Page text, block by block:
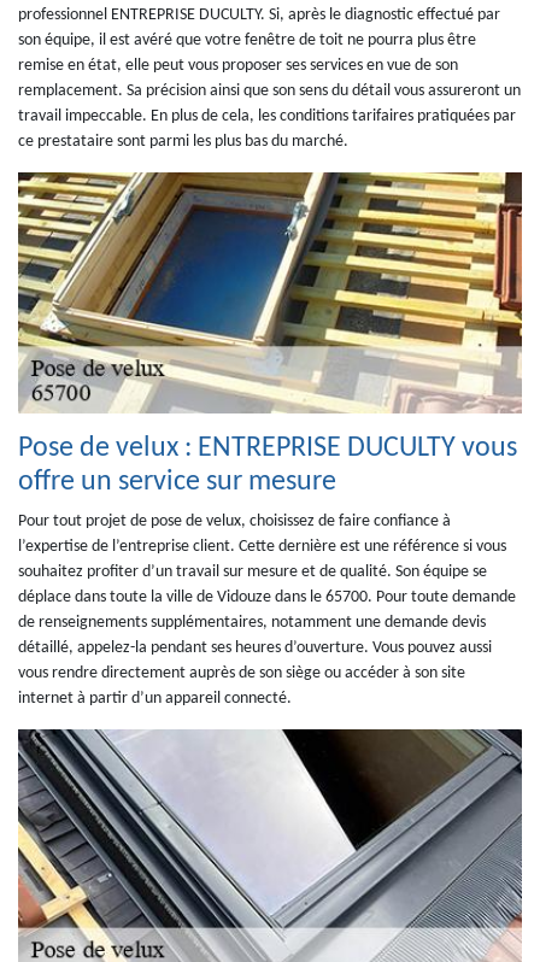
professionnel ENTREPRISE DUCULTY. Si, après le diagnostic effectué par
son équipe, il est avéré que votre fenêtre de toit ne pourra plus être
remise en état, elle peut vous proposer ses services en vue de son
remplacement. Sa précision ainsi que son sens du détail vous assureront un
travail impeccable. En plus de cela, les conditions tarifaires pratiquées par
ce prestataire sont parmi les plus bas du marché.
Pose de velux : ENTREPRISE DUCULTY vous
offre un service sur mesure
Pour tout projet de pose de velux, choisissez de faire confiance à
l’expertise de l’entreprise client. Cette dernière est une référence si vous
souhaitez profiter d’un travail sur mesure et de qualité. Son équipe se
déplace dans toute la ville de Vidouze dans le 65700. Pour toute demande
de renseignements supplémentaires, notamment une demande devis
détaillé, appelez-la pendant ses heures d’ouverture. Vous pouvez aussi
vous rendre directement auprès de son siège ou accéder à son site
internet à partir d’un appareil connecté.